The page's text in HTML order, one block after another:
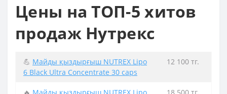
Цены на ТОП-5 хитов
продаж Нутрекс
💪 Майды қыздырғыш NUTREX Lipo
6 Black Ultra Concentrate 30 caps
12 100 тг.